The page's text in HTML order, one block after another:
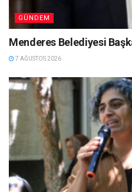
GÜNDEM
Menderes Belediyesi
7 AĞUSTOS 2026